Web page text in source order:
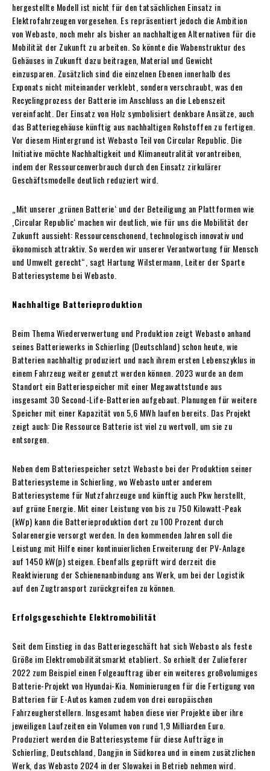
hergestellte Modell ist nicht für den tatsächlichen Einsatz in
Elektrofahrzeugen vorgesehen. Es repräsentiert jedoch die Ambition
von Webasto, noch mehr als bisher an nachhaltigen Alternativen für die
Mobilität der Zukunft zu arbeiten. So könnte die Wabenstruktur des
Gehäuses in Zukunft dazu beitragen, Material und Gewicht
einzusparen. Zusätzlich sind die einzelnen Ebenen innerhalb des
Exponats nicht miteinander verklebt, sondern verschraubt, was den
Recyclingprozess der Batterie im Anschluss an die Lebenszeit
vereinfacht. Der Einsatz von Holz symbolisiert denkbare Ansätze, auch
das Batteriegehäuse künftig aus nachhaltigen Rohstoffen zu fertigen.
Vor diesem Hintergrund ist Webasto Teil von Circular Republic. Die
Initiative möchte Nachhaltigkeit und Klimaneutralität vorantreiben,
indem der Ressourcenverbrauch durch den Einsatz zirkulärer
Geschäftsmodelle deutlich reduziert wird.
„Mit unserer ‚grünen Batterie‘ und der Beteiligung an Plattformen wie
‚Circular Republic‘ machen wir deutlich, wie für uns die Mobilität der
Zukunft aussieht: Ressourcenschonend, technologisch innovativ und
ökonomisch attraktiv. So werden wir unserer Verantwortung für Mensch
und Umwelt gerecht“, sagt Hartung Wilstermann, Leiter der Sparte
Batteriesysteme bei Webasto.
Nachhaltige Batterieproduktion
Beim Thema Wiederverwertung und Produktion zeigt Webasto anhand
seines Batteriewerks in Schierling (Deutschland) schon heute, wie
Batterien nachhaltig produziert und nach ihrem ersten Lebenszyklus in
einem Fahrzeug weiter genutzt werden können. 2023 wurde an dem
Standort ein Batteriespeicher mit einer Megawattstunde aus
insgesamt 30 Second-Life-Batterien aufgebaut. Planungen für weitere
Speicher mit einer Kapazität von 5,6 MWh laufen bereits. Das Projekt
zeigt auch: Die Ressource Batterie ist viel zu wertvoll, um sie zu
entsorgen.
Neben dem Batteriespeicher setzt Webasto bei der Produktion seiner
Batteriesysteme in Schierling, wo Webasto unter anderem
Batteriesysteme für Nutzfahrzeuge und künftig auch Pkw herstellt,
auf grüne Energie. Mit einer Leistung von bis zu 750 Kilowatt-Peak
(kWp) kann die Batterieproduktion dort zu 100 Prozent durch
Solarenergie versorgt werden. In den kommenden Jahren soll die
Leistung mit Hilfe einer kontinuierlichen Erweiterung der PV-Anlage
auf 1450 kW(p) steigen. Ebenfalls geprüft wird derzeit die
Reaktivierung der Schienenanbindung ans Werk, um bei der Logistik
auf den Zugtransport zurückgreifen zu können.
Erfolgsgeschichte Elektromobilität
Seit dem Einstieg in das Batteriegeschäft hat sich Webasto als feste
Größe im Elektromobilitätsmarkt etabliert. So erhielt der Zulieferer
2022 zum Beispiel einen Folgeauftrag über ein weiteres großvolumiges
Batterie-Projekt von Hyundai-Kia. Nominierungen für die Fertigung von
Batterien für E-Autos kamen zudem von drei europäischen
Fahrzeugherstellern. Insgesamt haben diese vier Projekte über ihre
jeweiligen Laufzeiten ein Volumen von rund 1,9 Milliarden Euro.
Produziert werden die Batteriesysteme für diese Aufträge in
Schierling, Deutschland, Dangjin in Südkorea und in einem zusätzlichen
Werk, das Webasto 2024 in der Slowakei in Betrieb nehmen wird.